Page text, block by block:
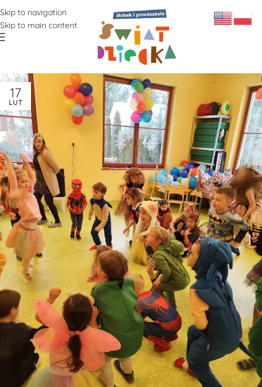
Skip to navigation
Skip to main content
17
LUT